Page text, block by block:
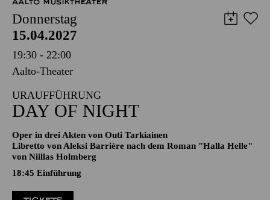
AALTO MUSIKTHEATER
Donnerstag
15.04.2027
19:30 - 22:00
Aalto-Theater
URAUFFÜHRUNG
DAY OF NIGHT
Oper in drei Akten von Outi Tarkiainen
von Niillas Holmberg